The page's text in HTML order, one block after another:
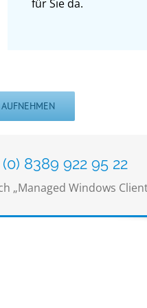
für Sie da.
8389 922 95 22
„Managed Windows